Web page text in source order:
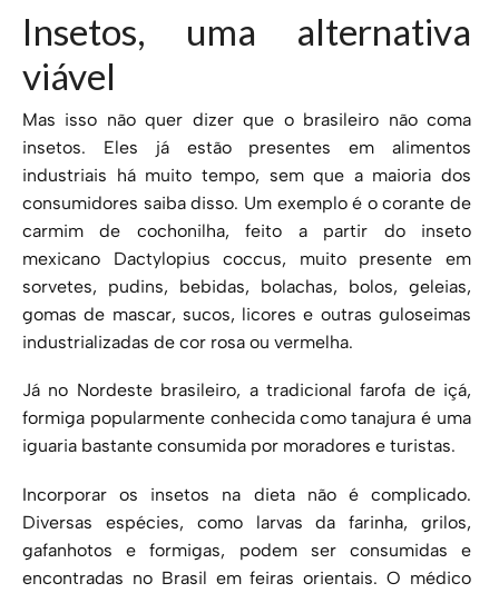
Insetos, uma alternativa
viável
Mas isso não quer dizer que o brasileiro não coma
insetos. Eles já estão presentes em alimentos
industriais há muito tempo, sem que a maioria dos
consumidores saiba disso. Um exemplo é o corante de
carmim de cochonilha, feito a partir do inseto
mexicano Dactylopius coccus, muito presente em
sorvetes, pudins, bebidas, bolachas, bolos, geleias,
gomas de mascar, sucos, licores e outras guloseimas
industrializadas de cor rosa ou vermelha.
Já no Nordeste brasileiro, a tradicional farofa de içá,
formiga popularmente conhecida como tanajura é uma
iguaria bastante consumida por moradores e turistas.
Incorporar os insetos na dieta não é complicado.
Diversas espécies, como larvas da farinha, grilos,
gafanhotos e formigas, podem ser consumidas e
encontradas no Brasil em feiras orientais. O médico